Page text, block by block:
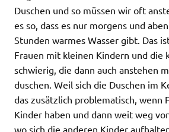
Duschen und so müssen wir oft
es so, dass es nur morgens und
Stunden warmes Wasser gibt. Das
Frauen mit kleinen Kindern und die
schwierig, die dann auch anstehen
duschen. Weil sich die Duschen im
das zusätzlich problematisch, wenn
Kinder haben und dann weit weg
wo sich die anderen Kinder